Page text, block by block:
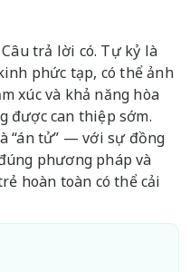
Câu trả lời có. Tự kỷ là
phức tạp, có thể ảnh
xúc và khả năng hòa
được can thiệp sớm.
“án tử” — với sự đồng
phương pháp và
hoàn toàn có thể cải